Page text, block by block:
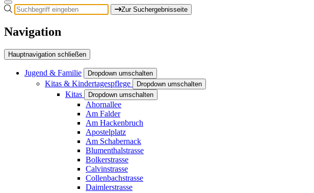
Zur Suchergebnisseite
Navigation
Hauptnavigation schließen
Jugend & Familie Dropdown umschalten
Kitas & Kindertagespflege Dropdown umschalten
Kitas Dropdown umschalten
Ahornallee
Am Falder
Am Hackenbruch
Apostelplatz
Am Schabernack
Blumenthalstrasse
Bolkerstrasse
Calvinstrasse
Collenbachstrasse
Daimlerstrasse